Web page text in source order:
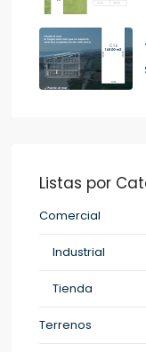
Listas por
Comercial
Industrial
Tienda
Terrenos